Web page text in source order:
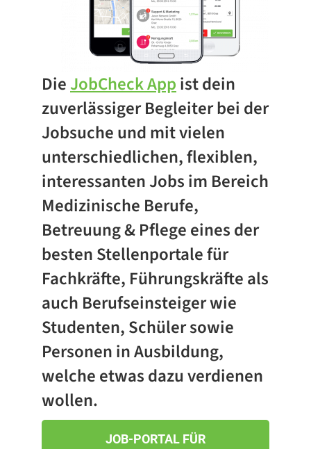
DieJobCheck Appist dein
zuverlässiger Begleiter bei der
Jobsuche und mit vielen
unterschiedlichen, flexiblen,
interessanten Jobs im Bereich
Medizinische Berufe,
Betreuung & Pflege eines der
besten Stellenportale für
Fachkräfte, Führungskräfte als
auch Berufseinsteiger wie
Studenten, Schüler sowie
Personen in Ausbildung,
welche etwas dazu verdienen
wollen.
JOB-PORTAL FÜR